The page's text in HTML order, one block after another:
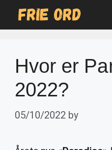
Hvor er
2022?
05/10/2022 by